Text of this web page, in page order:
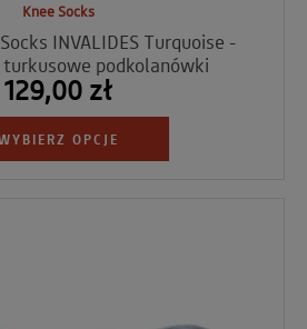
Knee Socks
INVALIDES Turquoise -
podkolanówki
129,00 zł
OPCJE